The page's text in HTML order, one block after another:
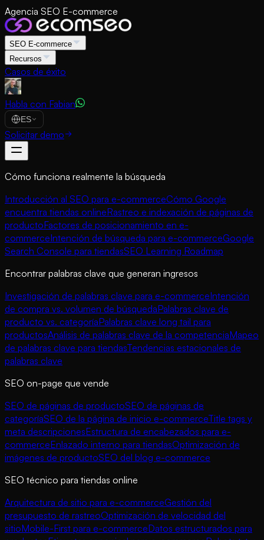
Agencia SEO E-commerce
SEO E-commerce
Recursos
Casos de éxito
Habla con Fabian
ES
Solicitar demo
Cómo funciona realmente la búsqueda
Introducción al SEO para e-commerceCómo Google
encuentra tiendas onlineRastreo e indexación de páginas de
productoFactores de posicionamiento en e-
commerceIntención de búsqueda para e-commerceGoogle
Search Console para tiendasSEO Learning Roadmap
Encontrar palabras clave que generan ingresos
Investigación de palabras clave para e-commerceIntención
de compra vs. volumen de búsquedaPalabras clave de
producto vs. categoríaPalabras clave long tail para
productosAnálisis de palabras clave de la competenciaMapeo
de palabras clave para tiendasTendencias estacionales de
palabras clave
SEO on-page que vende
SEO de páginas de productoSEO de páginas de
categoríaSEO de la página de inicio e-commerceTitle tags y
meta descripcionesEstructura de encabezados para e-
commerceEnlazado interno para tiendasOptimización de
imágenes de productoSEO del blog e-commerce
SEO técnico para tiendas online
Arquitectura de sitio para e-commerceGestión del
presupuesto de rastreoOptimización de velocidad del
sitioMobile-First para e-commerceDatos estructurados para